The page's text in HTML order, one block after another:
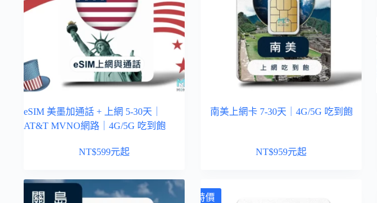
eSIM 美墨加通話 + 上網 5-30天｜
AT&T MVNO網路｜4G/5G 吃到飽
NT$599元起
南美上網卡 7-30天｜4G/5G 吃到飽
NT$959元起
特價